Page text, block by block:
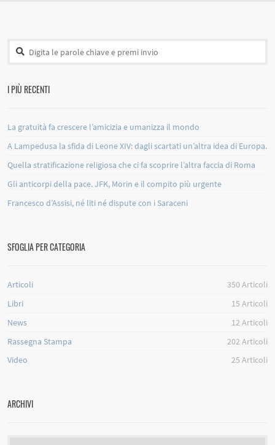
I PIÙ RECENTI
La gratuità fa crescere l’amicizia e umanizza il mondo
A Lampedusa la sfida di Leone XIV: dagli scartati un’altra idea di Europa.
Quella stratificazione religiosa che ci fa scoprire l’altra faccia di Roma
Gli anticorpi della pace. JFK, Morin e il compito più urgente
Francesco d’Assisi, né liti né dispute con i Saraceni
SFOGLIA PER CATEGORIA
Articoli 350Articoli
Libri
15 Articoli
News
12 Articoli
Rassegna Stampa
202 Articoli
Video
25 Articoli
ARCHIVI